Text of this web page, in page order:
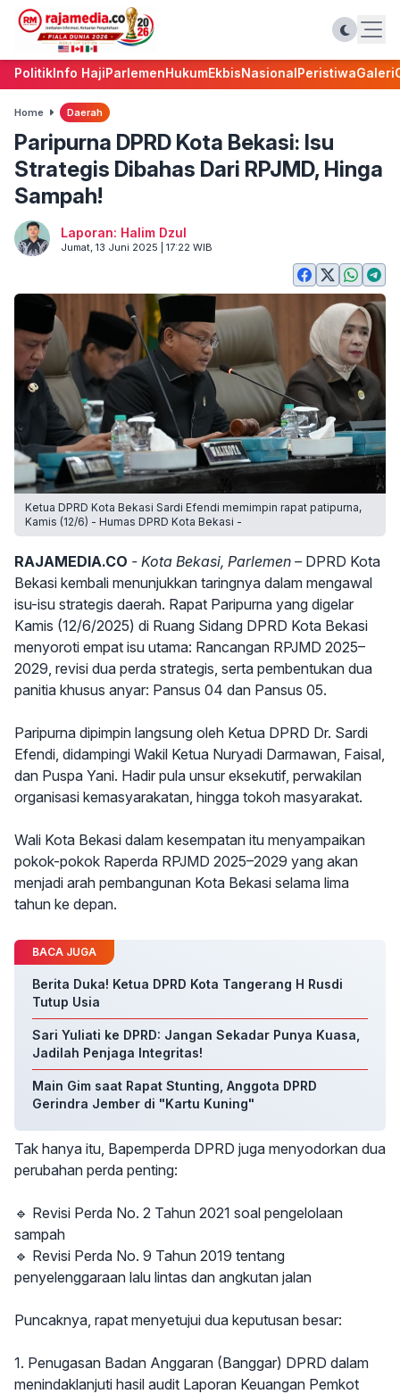
PolitikInfo HajiParlemenHukumEkbisNasionalPeristiwaGaleri
Home Daerah
Paripurna DPRD Kota Bekasi: Isu
Strategis Dibahas Dari RPJMD, Hinga
Sampah!
Laporan: Halim Dzul
Jumat, 13 Juni 2025 | 17:22 WIB
Ketua DPRD Kota Bekasi Sardi Efendi memimpin rapat patipurna,
Kamis (12/6) - Humas DPRD Kota Bekasi -
RAJAMEDIA.CO - Kota Bekasi, Parlemen – DPRD Kota
Bekasi kembali menunjukkan taringnya dalam mengawal
isu-isu strategis daerah. Rapat Paripurna yang digelar
Kamis (12/6/2025) di Ruang Sidang DPRD Kota Bekasi
menyoroti empat isu utama: Rancangan RPJMD 2025–
2029, revisi dua perda strategis, serta pembentukan dua
panitia khusus anyar: Pansus 04 dan Pansus 05.
Paripurna dipimpin langsung oleh Ketua DPRD Dr. Sardi
Efendi, didampingi Wakil Ketua Nuryadi Darmawan, Faisal,
dan Puspa Yani. Hadir pula unsur eksekutif, perwakilan
organisasi kemasyarakatan, hingga tokoh masyarakat.
Wali Kota Bekasi dalam kesempatan itu menyampaikan
pokok-pokok Raperda RPJMD 2025–2029 yang akan
menjadi arah pembangunan Kota Bekasi selama lima
tahun ke depan.
BACA JUGA
Berita Duka! Ketua DPRD Kota Tangerang H Rusdi
Tutup Usia
Sari Yuliati ke DPRD: Jangan Sekadar Punya Kuasa,
Jadilah Penjaga Integritas!
Main Gim saat Rapat Stunting, Anggota DPRD
Gerindra Jember di "Kartu Kuning"
Tak hanya itu, Bapemperda DPRD juga menyodorkan dua
perubahan perda penting:
🔹 Revisi Perda No. 2 Tahun 2021 soal pengelolaan
sampah
🔹 Revisi Perda No. 9 Tahun 2019 tentang
penyelenggaraan lalu lintas dan angkutan jalan
Puncaknya, rapat menyetujui dua keputusan besar:
1. Penugasan Badan Anggaran (Banggar) DPRD dalam
menindaklanjuti hasil audit Laporan Keuangan Pemkot